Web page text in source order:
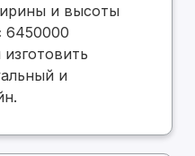
и высоты
6450000
и